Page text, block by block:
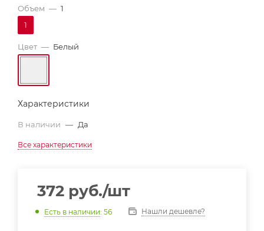
Объем — 1
1
Цвет — Белый
Характеристики
В наличии — Да
Все характеристики
372 руб./шт
Есть в наличии: 56 Нашли дешевле?